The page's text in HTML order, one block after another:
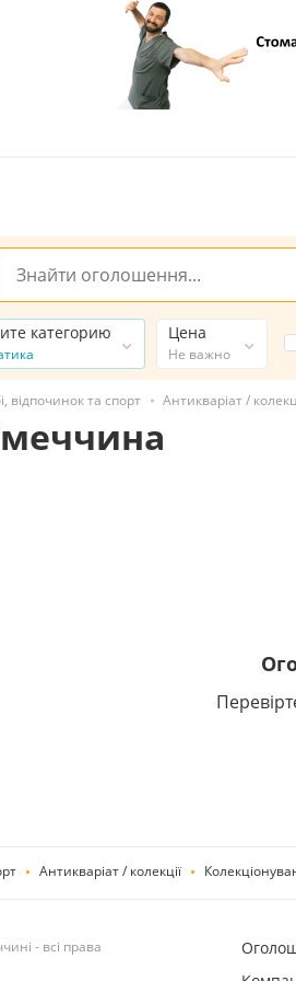
категорию Цена
Не важно
відпочинок та спорт Антикваріат /
Антикваріат / колекції
- всі права